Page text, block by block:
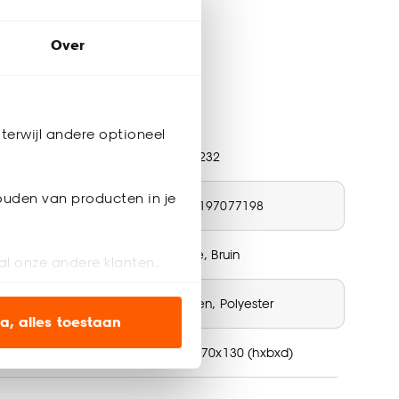
Over
andere optioneel
van producten in je
onze andere klanten.
om alleen de
alles toestaan
4308232
nummer 8720197077198
Beige, Bruin
Katoen, Polyester
afmetingen (cm) 0,1x170x130 (hxbxd)